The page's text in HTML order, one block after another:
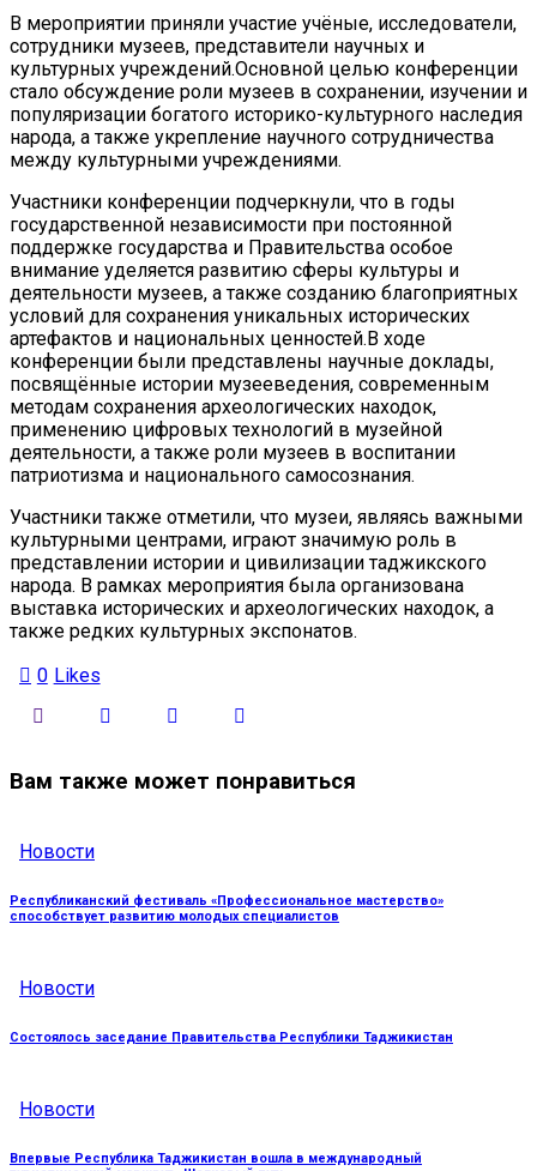
В мероприятии приняли участие учёные, исследователи,
сотрудники музеев, представители научных и
культурных учреждений.Основной целью конференции
стало обсуждение роли музеев в сохранении, изучении и
популяризации богатого историко-культурного наследия
народа, а также укрепление научного сотрудничества
между культурными учреждениями.
Участники конференции подчеркнули, что в годы
государственной независимости при постоянной
поддержке государства и Правительства особое
внимание уделяется развитию сферы культуры и
деятельности музеев, а также созданию благоприятных
условий для сохранения уникальных исторических
артефактов и национальных ценностей.В ходе
конференции были представлены научные доклады,
посвящённые истории музееведения, современным
методам сохранения археологических находок,
применению цифровых технологий в музейной
деятельности, а также роли музеев в воспитании
патриотизма и национального самосознания.
Участники также отметили, что музеи, являясь важными
культурными центрами, играют значимую роль в
представлении истории и цивилизации таджикского
народа. В рамках мероприятия была организована
выставка исторических и археологических находок, а
также редких культурных экспонатов.
0 Likes
Вам также может понравиться
Новости
Республиканский фестиваль «Профессиональное мастерство»
способствует развитию молодых специалистов
Новости
Состоялось заседание Правительства Республики Таджикистан
Новости
Впервые Республика Таджикистан вошла в международный